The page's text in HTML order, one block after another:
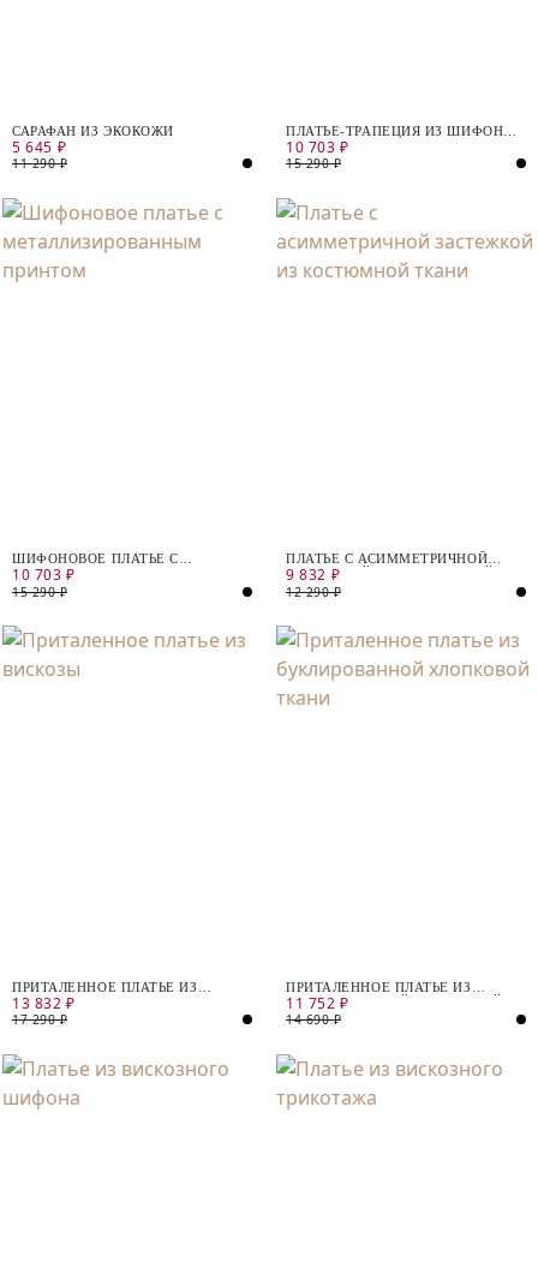
САРАФАН ИЗ ЭКОКОЖИ
5 645 ₽
11 290 ₽
ПЛАТЬЕ-ТРАПЕЦИЯ ИЗ ШИФОНА
С МЕТАЛЛИЗИРОВАННЫМ
ПРИНТОМ
10 703 ₽
15 290 ₽
ШИФОНОВОЕ ПЛАТЬЕ С
МЕТАЛЛИЗИРОВАННЫМ
ПРИНТОМ
10 703 ₽
15 290 ₽
ПЛАТЬЕ С АСИММЕТРИЧНОЙ
ЗАСТЕЖКОЙ ИЗ КОСТЮМНОЙ
ТКАНИ
9 832 ₽
12 290 ₽
ПРИТАЛЕННОЕ ПЛАТЬЕ ИЗ
ВИСКОЗЫ
13 832 ₽
17 290 ₽
ПРИТАЛЕННОЕ ПЛАТЬЕ ИЗ
БУКЛИРОВАННОЙ ХЛОПКОВОЙ
ТКАНИ
11 752 ₽
14 690 ₽